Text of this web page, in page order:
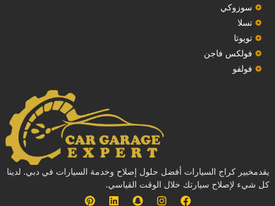
سوزوكي
تسلا
تويوتا
فولكس فاجن
فولفو
يقدمخبير كراج السيارات أفضل حلول إصلاح وخدمة السيارات في دبي. لدينا
كل شيء لإصلاح سيارتك خلال الوقت القياسي.